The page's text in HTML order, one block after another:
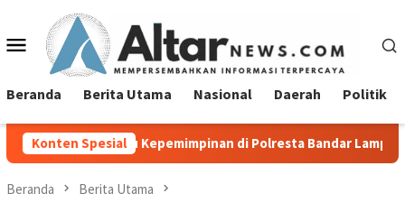
konten Menu
Mobile
Beranda Berita Utama Nasional Daerah Politik
Konten Spesial
Kepemimpinan di Polresta Bandar Lampung Pemprov
Beranda Berita Utama